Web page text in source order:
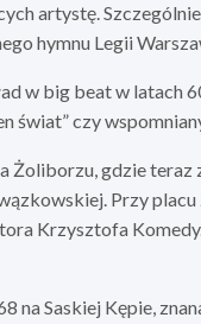
artystę.
hymnu Legii
w big beat w
czy
Żoliborzu, gdzie
Przy
Krzysztofa
na Saskiej Kępie,